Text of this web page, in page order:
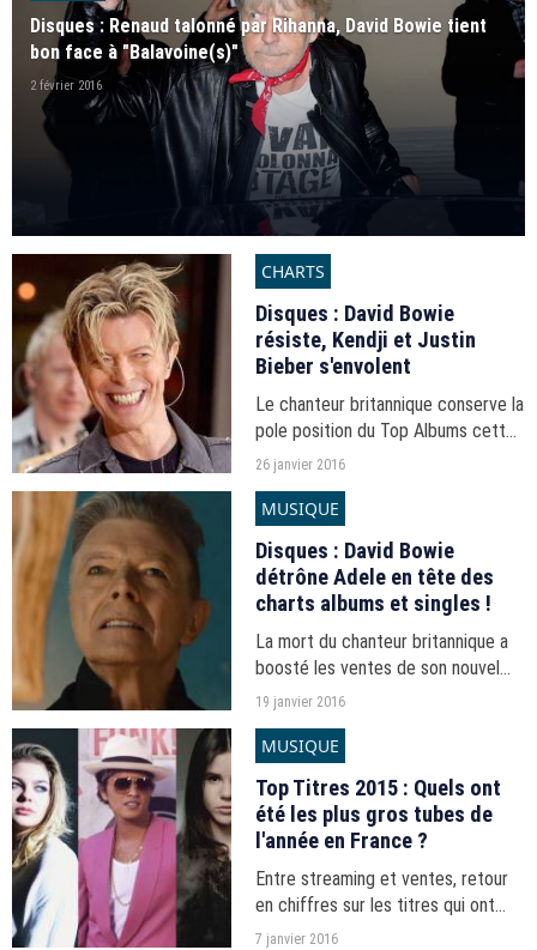
Disques : Renaud talonné par Rihanna, David Bowie tient
bon face à "Balavoine(s)"
2 février 2016
CHARTS
Disques : David Bowie
résiste, Kendji et Justin
Bieber s'envolent
Le chanteur britannique conserve la
pole position du Top Albums cette
semaine avec "Blackstar" tandis
Jul dominent.
26 janvier 2016
MUSIQUE
Disques : David Bowie
détrône Adele en tête des
charts albums et singles !
La mort du chanteur britannique a
boosté les ventes de son nouvel
album et poussé de nombreux
les plus célèbres.
19 janvier 2016
MUSIQUE
Top Titres 2015 : Quels ont
été les plus gros tubes de
l'année en France ?
Entre streaming et ventes, retour
en chiffres sur les titres qui ont
marqué l'année 2015 dans
7 janvier 2016